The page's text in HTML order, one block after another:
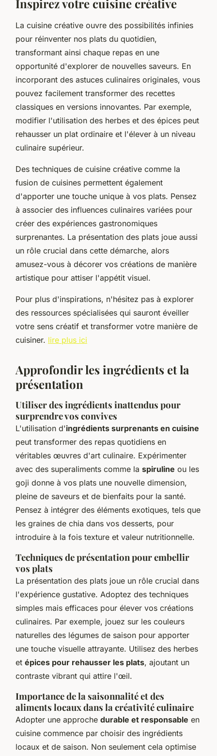
Inspirez votre cuisine créative
La cuisine créative ouvre des possibilités infinies
pour réinventer nos plats du quotidien,
transformant ainsi chaque repas en une
opportunité d'explorer de nouvelles saveurs. En
incorporant des astuces culinaires originales, vous
pouvez facilement transformer des recettes
classiques en versions innovantes. Par exemple,
modifier l'utilisation des herbes et des épices peut
rehausser un plat ordinaire et l'élever à un niveau
culinaire supérieur.
Des techniques de cuisine créative comme la
fusion de cuisines permettent également
d'apporter une touche unique à vos plats. Pensez
à associer des influences culinaires variées pour
créer des expériences gastronomiques
surprenantes. La présentation des plats joue aussi
un rôle crucial dans cette démarche, alors
amusez-vous à décorer vos créations de manière
artistique pour attiser l'appétit visuel.
Pour plus d'inspirations, n'hésitez pas à explorer
des ressources spécialisées qui sauront éveiller
votre sens créatif et transformer votre manière de
cuisiner. lire plus ici
Approfondir les ingrédients et la
présentation
Utiliser des ingrédients inattendus pour
surprendre vos convives
L'utilisation d'ingrédients surprenants en cuisine
peut transformer des repas quotidiens en
véritables œuvres d'art culinaire. Expérimenter
avec des superaliments comme la spiruline ou les
goji donne à vos plats une nouvelle dimension,
pleine de saveurs et de bienfaits pour la santé.
Pensez à intégrer des éléments exotiques, tels que
les graines de chia dans vos desserts, pour
introduire à la fois texture et valeur nutritionnelle.
Techniques de présentation pour embellir
vos plats
La présentation des plats joue un rôle crucial dans
l'expérience gustative. Adoptez des techniques
simples mais efficaces pour élever vos créations
culinaires. Par exemple, jouez sur les couleurs
naturelles des légumes de saison pour apporter
une touche visuelle attrayante. Utilisez des herbes
et épices pour rehausser les plats, ajoutant un
contraste vibrant qui attire l'œil.
Importance de la saisonnalité et des
aliments locaux dans la créativité culinaire
Adopter une approche durable et responsable en
cuisine commence par choisir des ingrédients
locaux et de saison. Non seulement cela optimise